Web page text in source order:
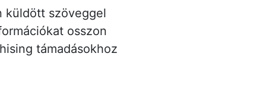
küldött szöveggel
osszon
támadásokhoz